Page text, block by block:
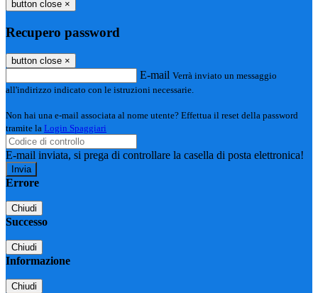
button close ×
Recupero password
button close ×
E-mail Verrà inviato un messaggio
all'indirizzo indicato con le istruzioni necessarie.
Non hai una e-mail associata al nome utente? Effettua il reset della password
tramite la Login Spaggiari
E-mail inviata, si prega di controllare la casella di posta elettronica!
Errore
Chiudi
Successo
Chiudi
Informazione
Chiudi